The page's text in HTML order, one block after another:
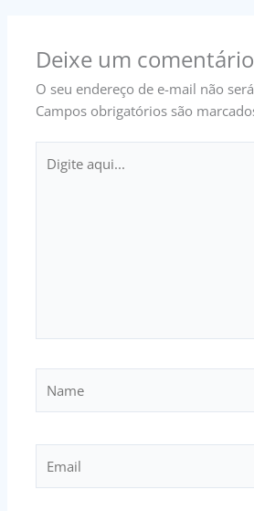
Deixe um comentário
O seu endereço de e-mail não
Campos obrigatórios são
aqui...